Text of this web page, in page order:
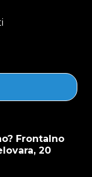
Frontalno
20